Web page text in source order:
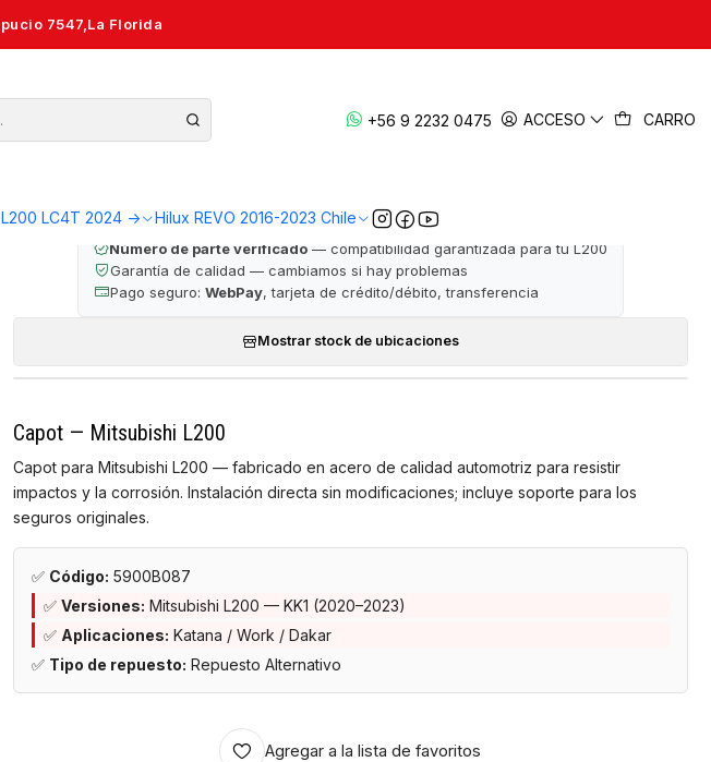
+56 9 2232 0475 ACCESO CARRO
L200 LC4T 2024 -> Hilux REVO 2016-2023 Chile
Capot 2020-2023 — L200 KK1
Número de parte verificado— compatibilidad garantizada para tu L200
Garantía de calidad — cambiamos si hay problemas
Pago seguro: WebPay, tarjeta de crédito/débito, transferencia
Mostrar stock de ubicaciones
Capot — Mitsubishi L200
Capot para Mitsubishi L200 — fabricado en acero de calidad automotriz para resistir
impactos y la corrosión. Instalación directa sin modificaciones; incluye soporte para los
seguros originales.
✅ Código: 5900B087
✅ Versiones: Mitsubishi L200 — KK1 (2020–2023)
✅ Aplicaciones: Katana / Work / Dakar
✅ Tipo de repuesto: Repuesto Alternativo
Agregar a la lista de favoritos